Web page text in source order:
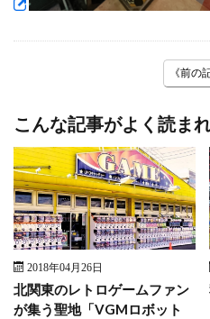
《前の
こんな記事がよく読ま
2018年04月26日
北関東のレトロゲームファン
が集う聖地「VGMロボット